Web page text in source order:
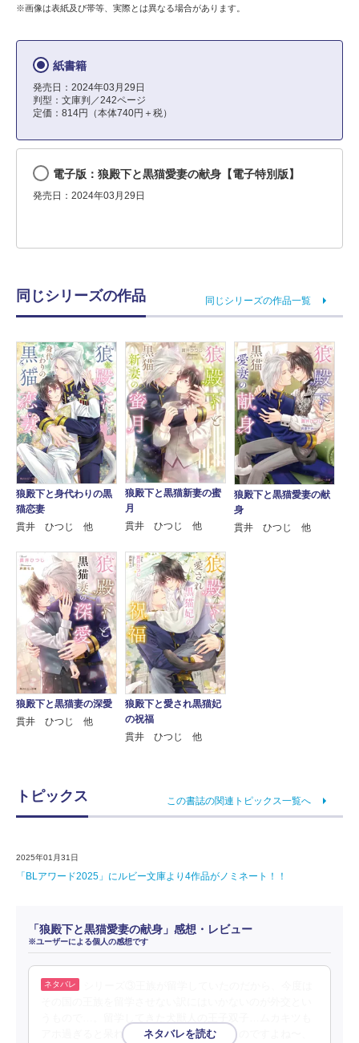
※画像は表紙及び帯等、実際とは異なる場合があります。
紙書籍
発売日：2024年03月29日
判型：文庫判／242ページ
定価：814円（本体740円＋税）
電子版：狼殿下と黒猫愛妻の献身【電子特別版】
発売日：2024年03月29日
同じシリーズの作品 同じシリーズの作品一覧
狼殿下と身代わりの黒
猫恋妻
貫井 ひつじ 他
狼殿下と黒猫新妻の蜜
月
貫井 ひつじ 他
狼殿下と黒猫愛妻の献
身
貫井 ひつじ 他
狼殿下と黒猫妻の深愛
貫井 ひつじ 他
狼殿下と愛され黒猫妃
の祝福
貫井 ひつじ 他
トピックス この書誌の関連トピックス一覧へ
2025年01月31日
「BLアワード2025」にルビー文庫より4作品がノミネート！！
「狼殿下と黒猫愛妻の献身」感想・レビュー
※ユーザーによる個人の感想です
アホ過ぎると呆れて果てて笑ってしまうものですよね〜、